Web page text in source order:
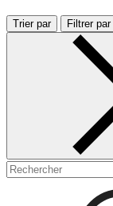
Trier par Filtrer